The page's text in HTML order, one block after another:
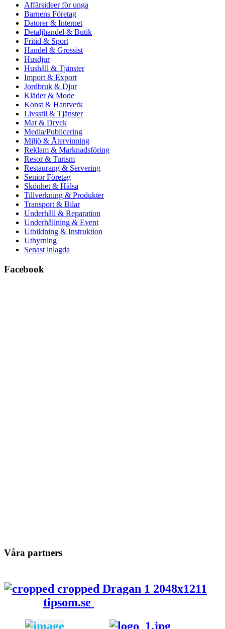
Affärsideer för unga
Barnens Företag
Datorer & Internet
Detaljhandel & Butik
Fritid & Sport
Handel & Grossist
Husdjur
Hushåll & Tjänster
Import & Export
Jordbruk & Djur
Kläder & Mode
Konst & Hantverk
Livsstil & Tjänster
Mat & Dryck
Media/Publicering
Miljö & Återvinning
Reklam & Marknadsföring
Resor & Turism
Restaurang & Servering
Senior Företag
Skönhet & Hälsa
Tillverkning & Produkter
Transport & Bilar
Underhåll & Reparation
Underhållning & Event
Utbildning & Instruktion
Uthyrning
Senast inlagda
Facebook
Våra partners
tipsom.se